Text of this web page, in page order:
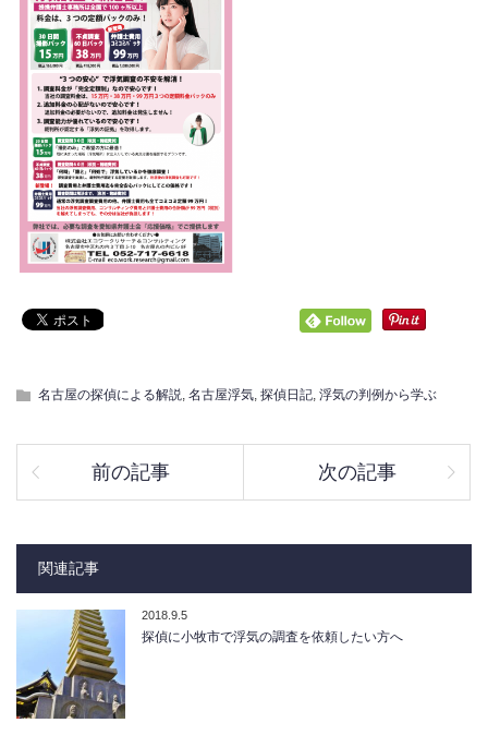
名古屋の探偵による解説 名古屋浮気 探偵日記 浮気の判例から学ぶ
前の記事 次の記事
関連記事
2018.9.5
探偵に小牧市で浮気の調査を依頼したい方へ